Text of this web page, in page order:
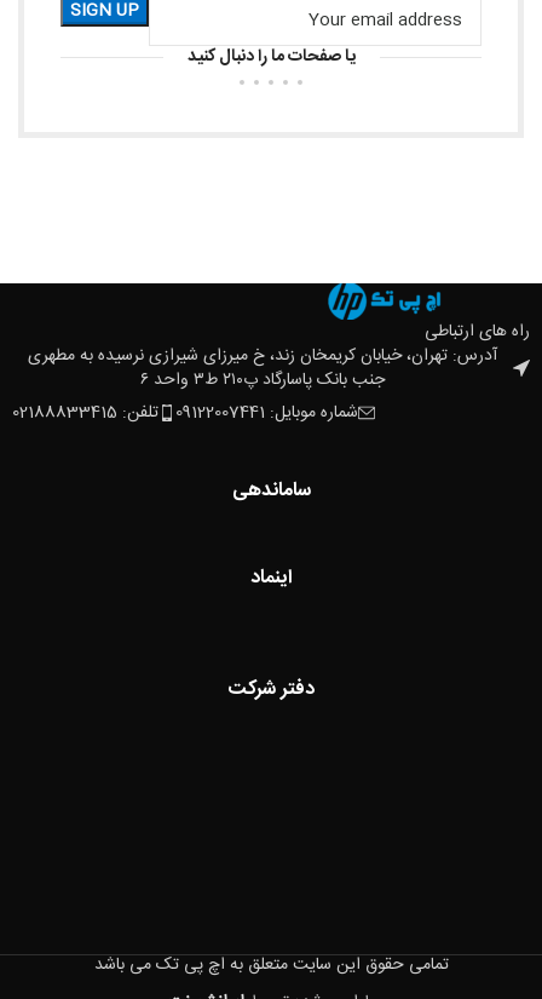
یا صفحات ما را دنبال کنید
راه های ارتباطی
آدرس: تهران، خیابان کریمخان زند، خ میرزای شیرازی نرسیده به مطهری
جنب بانک پاسارگاد پ۲۱۰ ط۳ واحد ۶
تلفن: 02188833415
شماره موبایل: 09122007441
ساماندهی
اینماد
دفتر شرکت
تمامی حقوق این سایت متعلق به اچ پی تک می باشد